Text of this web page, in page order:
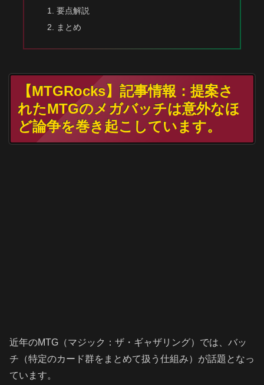
要点解説
まとめ
【MTGRocks】記事情報：提案さ
れたMTGのメガバッチは意外なほ
ど論争を巻き起こしています。
近年のMTG（マジック：ザ・ギャザリング）では、バッ
チ（特定のカード群をまとめて扱う仕組み）が話題となっ
ています。